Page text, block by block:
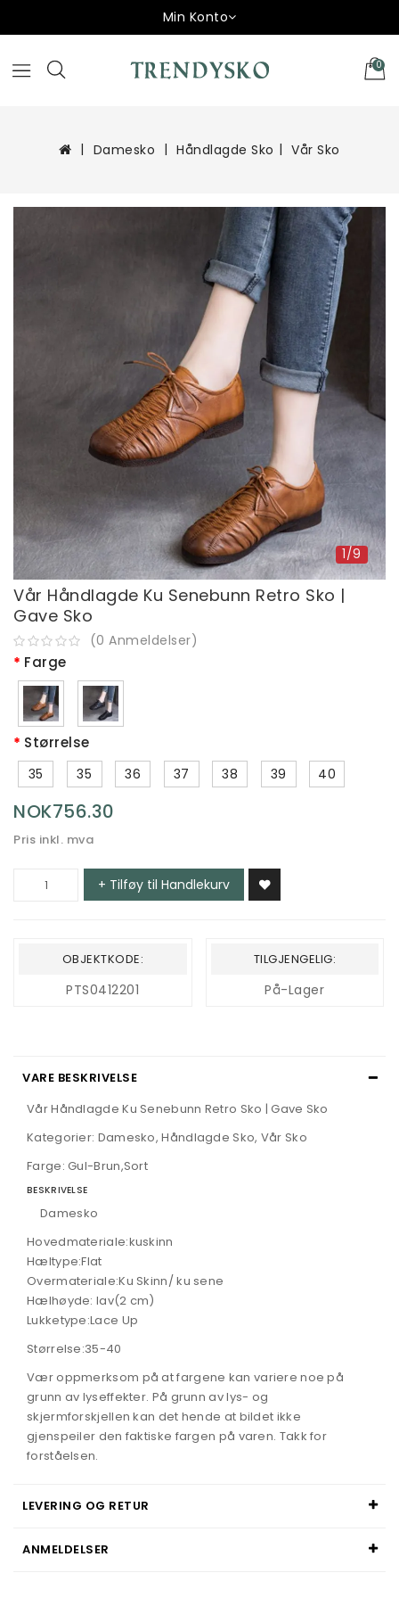
Min Konto
0
Damesko Håndlagde Sko Vår Sko
1/9
Vår Håndlagde Ku Senebunn Retro Sko |
Gave Sko
(0 Anmeldelser)
Farge
Størrelse
35 35 36 37 38 39 40
NOK756.30
Pris inkl. mva
+ Tilføy til Handlekurv
OBJEKTKODE:
PTS0412201
TILGJENGELIG:
På-Lager
VARE BESKRIVELSE
Vår Håndlagde Ku Senebunn Retro Sko | Gave Sko
Kategorier: Damesko, Håndlagde Sko, Vår Sko
Farge: Gul-Brun,Sort
BESKRIVELSE
Damesko
Hovedmateriale:kuskinn
Hæltype:Flat
Overmateriale:Ku Skinn/ ku sene
Hælhøyde: lav(2 cm)
Lukketype:Lace Up
Størrelse:35-40
Vær oppmerksom på at fargene kan variere noe på
grunn av lyseffekter. På grunn av lys- og
skjermforskjellen kan det hende at bildet ikke
gjenspeiler den faktiske fargen på varen. Takk for
forståelsen.
LEVERING OG RETUR
ANMELDELSER